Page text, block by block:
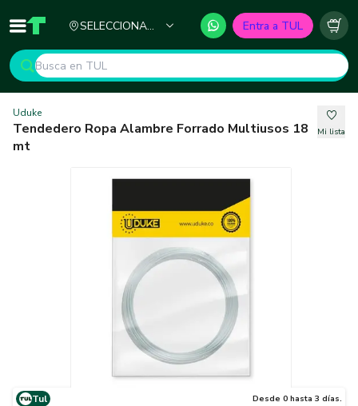
Inicio TUL - Tu Marketplace de Construcción
SELECCIONA
Entra a TUL
Uduke
Tendedero Ropa Alambre Forrado Multiusos 18
mt
Mi lista
Tul
Desde 0 hasta 3 días.